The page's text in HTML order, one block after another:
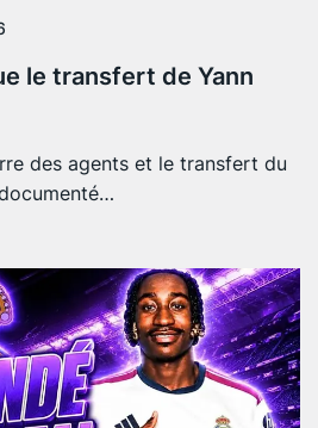
le transfert de Yann
des agents et le transfert du